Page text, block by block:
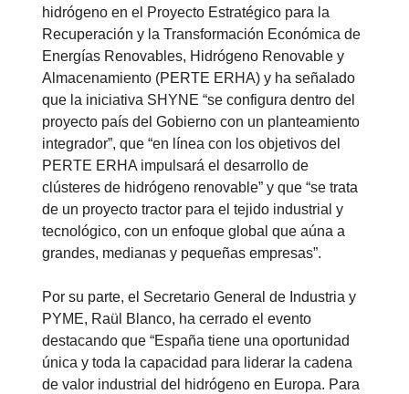
hidrógeno en el Proyecto Estratégico para la
Recuperación y la Transformación Económica de
Energías Renovables, Hidrógeno Renovable y
Almacenamiento (PERTE ERHA) y ha señalado
que la iniciativa SHYNE “se configura dentro del
proyecto país del Gobierno con un planteamiento
integrador”, que “en línea con los objetivos del
PERTE ERHA impulsará el desarrollo de
clústeres de hidrógeno renovable” y que “se trata
de un proyecto tractor para el tejido industrial y
tecnológico, con un enfoque global que aúna a
grandes, medianas y pequeñas empresas”.
Por su parte, el Secretario General de Industria y
PYME, Raül Blanco, ha cerrado el evento
destacando que “España tiene una oportunidad
única y toda la capacidad para liderar la cadena
de valor industrial del hidrógeno en Europa. Para